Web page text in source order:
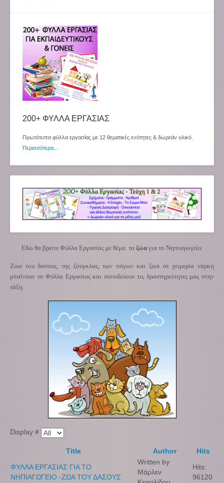
200+ ΦΥΛΛΑ ΕΡΓΑΣΙΑΣ
Πρωτότυπα φύλλα εργασίας με 12 θεματικές ενότητες & δωρεάν υλικό.
Περισσότερα...
Εδώ θα βρείτε Φύλλα Εργασίας με θέμα τα ζώαγια το Νηπιαγωγείο.
Ζώα του δάσους, της ζούγκλας, των πάγων και ζώα σε χειμερία νάρκη
μπαίνουν σε Φύλλα Εργασίας και συνοδεύουν τις δραστηριότητες μας στην
τάξη.
Display #
Title Author
Hits
ΦΥΛΛΑ ΕΡΓΑΣΙΑΣ ΓΙΑ ΤΟ
ΝΗΠΙΑΓΩΓΕΙΟ -ΖΩΑ ΤΟΥ ΔΑΣΟΥΣ
Written by
Μάρλεν
Hits:
96120